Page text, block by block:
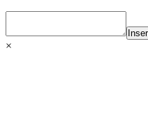
×